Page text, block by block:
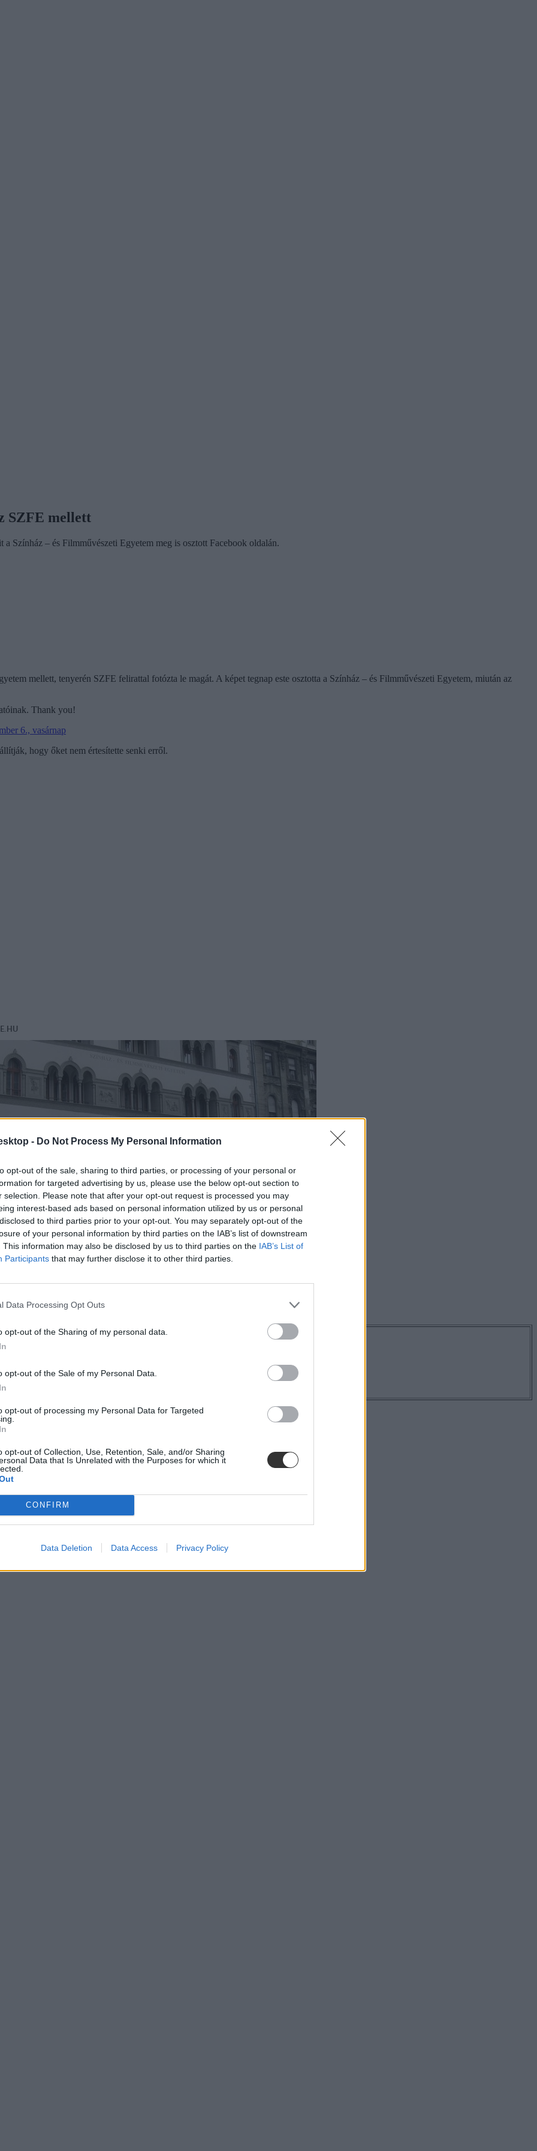
- Do Not Process My Personal Information
opt-out of the sale, sharing to third parties, or processing of your personal or
for targeted advertising by us, please use the below opt-out section to
selection. Please note that after your opt-out request is processed you may
interest-based ads based on personal information utilized by us or personal
to third parties prior to your opt-out. You may separately opt-out of the
of your personal information by third parties on the IAB’s list of downstream
This information may also be disclosed by us to third parties on the IAB’s List of
Participants that may further disclose it to other third parties.
Data Processing Opt Outs
opt-out of the Sharing of my personal data.
opt-out of the Sale of my Personal Data.
opt-out of processing my Personal Data for Targeted
opt-out of Collection, Use, Retention, Sale, and/or Sharing
Data that Is Unrelated with the Purposes for which it
CONFIRM
Data Deletion Data Access Privacy Policy
SZFE mellett
Színház – és Filmművészeti Egyetem meg is osztott Facebook oldalán.
mellett, tenyerén SZFE felirattal fotózta le magát. A képet tegnap este osztotta a Színház – és Filmművészeti Egyetem, miután az
Thank you!
6., vasárnap
hogy őket nem értesítette senki erről.
Kövess minket a Facebookon is, és nem fogsz lemaradni a fontos hírekről!